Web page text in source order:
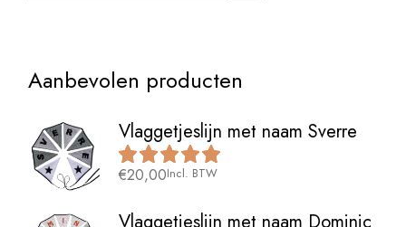
Aanbevolen producten
Vlaggetjeslijn met naam Sverre
€20,00Incl. BTW
Vlaggetjeslijn met naam Dominic